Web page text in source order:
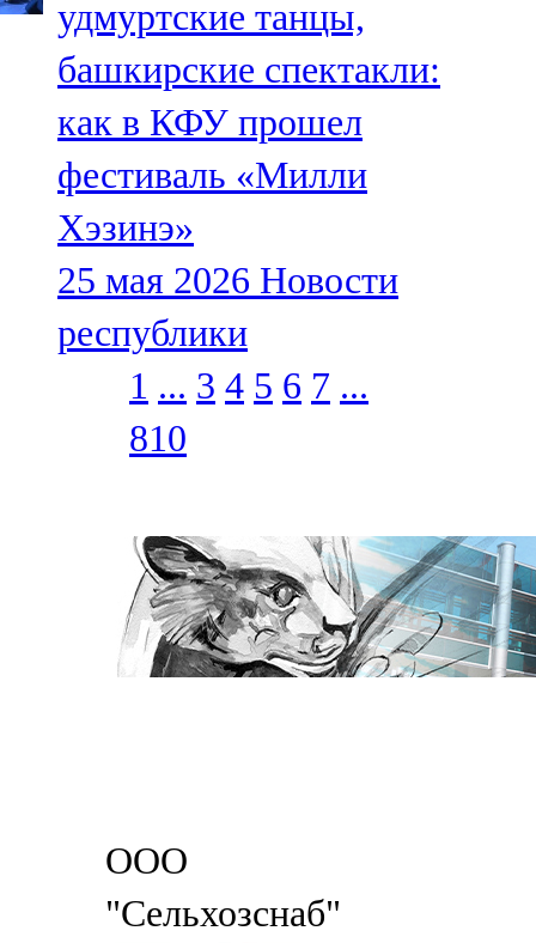
удмуртские танцы,
башкирские спектакли:
как в КФУ прошел
фестиваль «Милли
Хэзинэ»
25 мая 2026 Новости
республики
1 ... 3 4 5 6 7 ...
810
ООО
"Сельхозснаб"